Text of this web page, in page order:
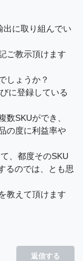
出に取り組んでい
ご教示頂けます
しょうか？
に登録している
数SKUができ、
の度に利益率や
、都度そのSKU
るのでは、とも思
教えて頂けます
返信する